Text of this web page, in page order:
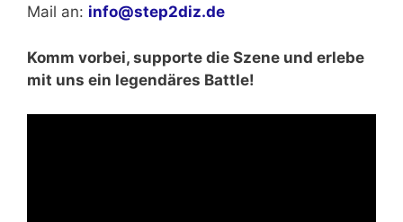
Mail an: info@step2diz.de
Komm vorbei, supporte die Szene und erlebe
mit uns ein legendäres Battle!